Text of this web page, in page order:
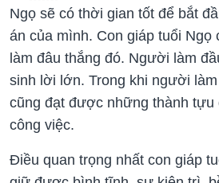
Ngọ sẽ có thời gian tốt để bắt
án của mình. Con giáp tuổi Ngọ
làm đâu thắng đó. Người làm
sinh lời lớn. Trong khi người
cũng đạt được những thành tựu
công việc.
Điều quan trọng nhất con giáp